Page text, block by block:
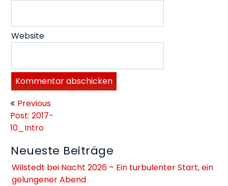
Website
Beitragsnavigation
Previous
Post: 2017-
10_Intro
Neueste Beiträge
Wilstedt bei Nacht 2026 – Ein turbulenter Start, ein
gelungener Abend